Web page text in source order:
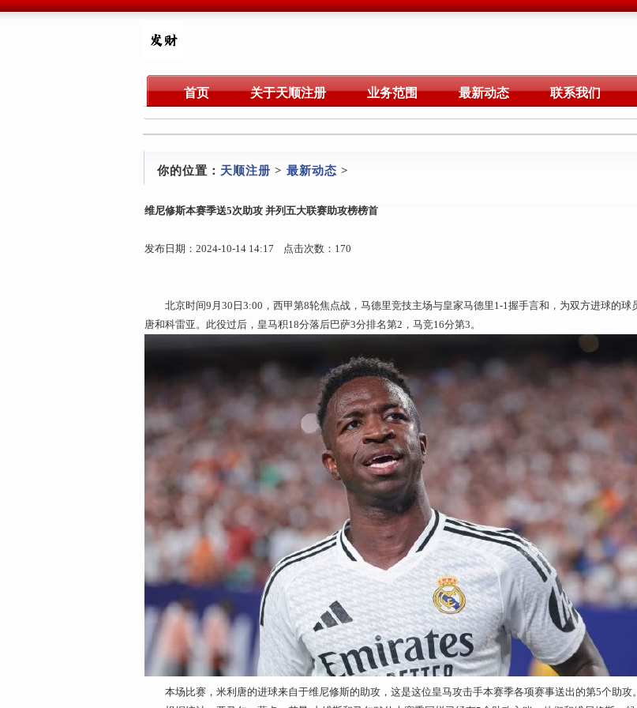
首页 关于天顺注册 业务范围 最新动态 联系我们
你的位置： 天顺注册 > 最新动态 >
维尼修斯本赛季送5次助攻 并列五大联赛助攻榜榜首
发布日期：2024-10-14 14:17 点击次数：170
北京时间9月30日3:00，西甲第8轮焦点战，马德里竞技主场与皇家马德里1-1握手言和，为双方进球的球
唐和科雷亚。此役过后，皇马积18分落后巴萨3分排名第2，马竞16分第3。
本场比赛，米利唐的进球来自于维尼修斯的助攻，这是这位皇马攻击手本赛季各项赛事送出的第5个助攻。